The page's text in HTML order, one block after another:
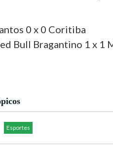
0 x 0 Coritiba
Bull Bragantino 1 x 1
Esportes